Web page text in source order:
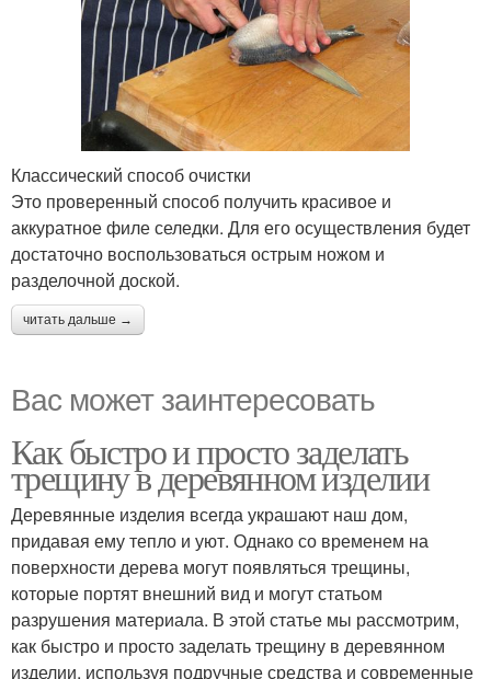
Классический способ очистки
Это проверенный способ получить красивое и
аккуратное филе селедки. Для его осуществления будет
достаточно воспользоваться острым ножом и
разделочной доской.
читать дальше →
Вас может заинтересовать
Как быстро и просто заделать
трещину в деревянном изделии
Деревянные изделия всегда украшают наш дом,
придавая ему тепло и уют. Однако со временем на
поверхности дерева могут появляться трещины,
которые портят внешний вид и могут статьом
разрушения материала. В этой статье мы рассмотрим,
как быстро и просто заделать трещину в деревянном
изделии, используя подручные средства и современные